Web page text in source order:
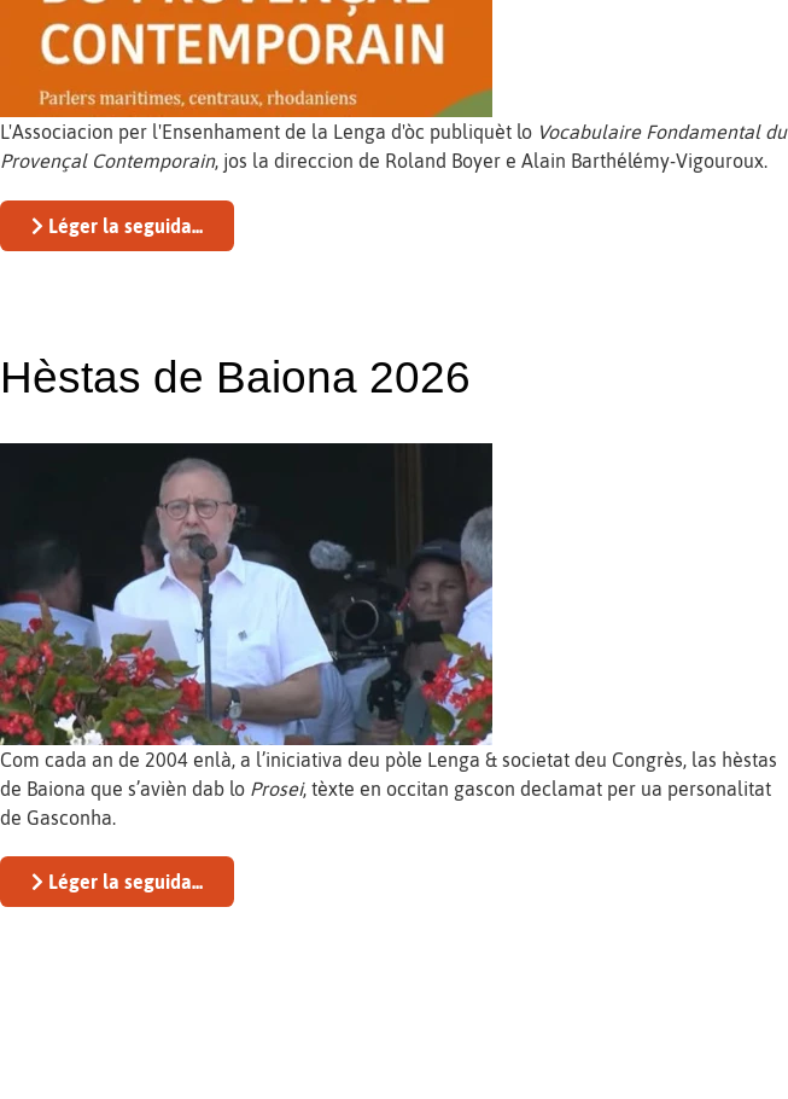
L'Associacion per l'Ensenhament de la Lenga d'òc publiquèt lo Vocabulaire Fondamental du
Provençal Contemporain, jos la direccion de Roland Boyer e Alain Barthélémy-Vigouroux.
Léger la seguida...
Hèstas de Baiona 2026
Com cada an de 2004 enlà, a l’iniciativa deu pòle Lenga & societat deu Congrès, las hèstas
de Baiona que s’avièn dab lo Prosei, tèxte en occitan gascon declamat per ua personalitat
de Gasconha.
Léger la seguida...